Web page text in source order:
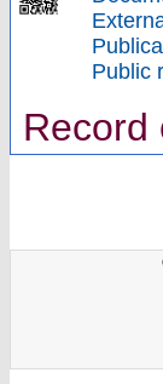
Public
Record